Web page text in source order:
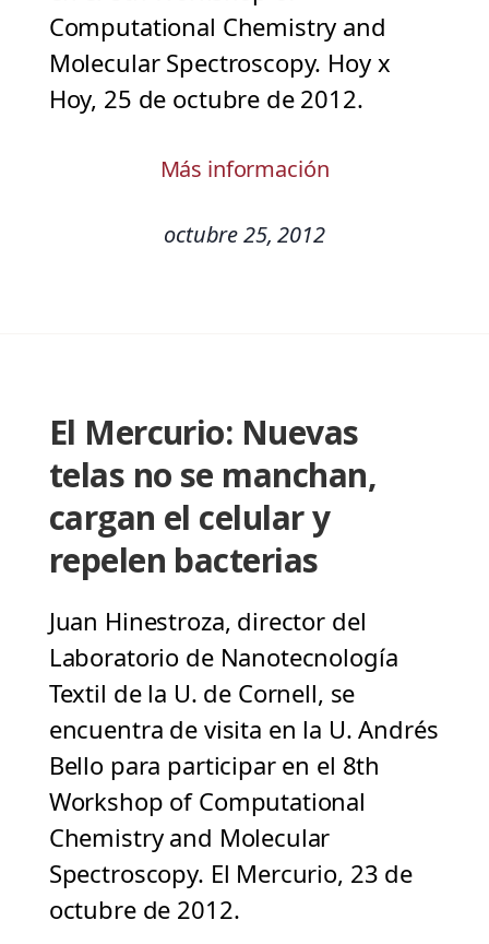
Computational Chemistry and
Molecular Spectroscopy. Hoy x
Hoy, 25 de octubre de 2012.
Más información
octubre 25, 2012
El Mercurio: Nuevas
telas no se manchan,
cargan el celular y
repelen bacterias
Juan Hinestroza, director del
Laboratorio de Nanotecnología
Textil de la U. de Cornell, se
encuentra de visita en la U. Andrés
Bello para participar en el 8th
Workshop of Computational
Chemistry and Molecular
Spectroscopy. El Mercurio, 23 de
octubre de 2012.